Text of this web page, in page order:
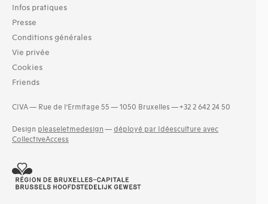
Infos pratiques
Presse
Conditions générales
Vie privée
Cookies
Friends
CIVA — Rue de l’Ermitage 55 — 1050 Bruxelles — +32 2 642 24 50
Design pleaseletmedesign — déployé par Idéesculture avec
CollectiveAccess